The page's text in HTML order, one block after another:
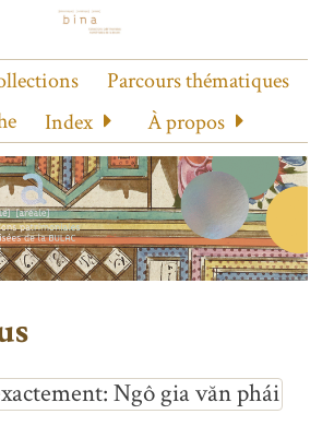
Parcours thématiques
Index À propos
Ngô gia văn phái